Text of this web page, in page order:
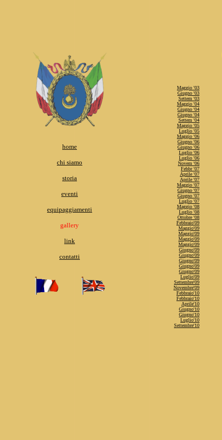
home
chi siamo
storia
eventi
equipaggiamenti
gallery
link
contatti
Maggio '03
Giugno '03
Settem '03
Maggio '04
Giugno '04
Giugno '04
Settem '04
Maggio '05
Luglio '05
Maggio '06
Giugno '06
Giugno '06
Luglio '06
Luglio '06
Novem '06
Febbr '07
Aprile '07
Aprile '07
Maggio '07
Giugno '07
Giugno '07
Luglio '07
Maggio '08
Luglio '08
Ottobre '08
Febbraio'09
Maggio'09
Maggio'09
Maggio'09
Maggio'09
Giugno'09
Giugno'09
Giugno'09
Giugno'09
Giugno'09
Luglio'09
Settembre'09
Novembre'09
Febbraio'10
Febbraio'10
Aprile'10
Giugno'10
Giugno'10
Luglio'10
Settembre'10